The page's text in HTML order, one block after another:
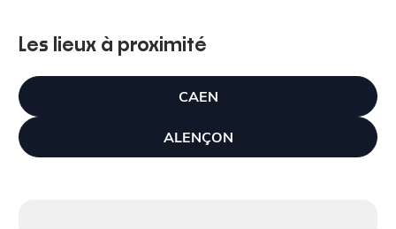
Les lieux à proximité
CAEN
ALENÇON